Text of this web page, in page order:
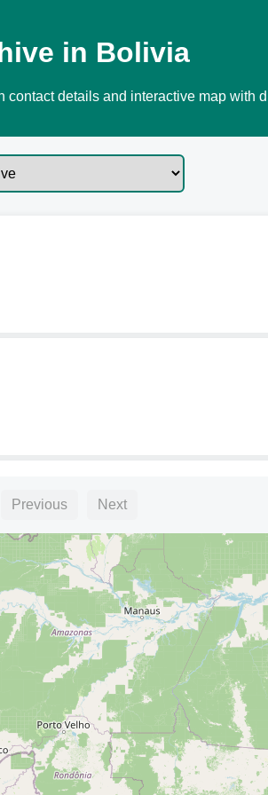
in Bolivia
contact details and interactive map with
Previous Next